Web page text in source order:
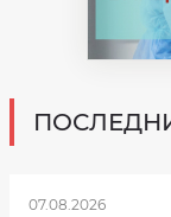
07.08.2026